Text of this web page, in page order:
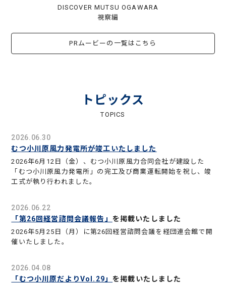
DISCOVER MUTSU OGAWARA
視察編
PRムービーの一覧はこちら
トピックス
TOPICS
2026.06.30
むつ小川原風力発電所が竣工いたしました
2026年6月12日（金）、むつ小川原風力合同会社が建設した
「むつ小川原風力発電所」の完工及び商業運転開始を祝し、竣
工式が執り行われました。
2026.06.22
「第26回経営諮問会議報告」 を掲載いたしました
2026年5月25日（月）に第26回経営諮問会議を経団連会館で開
催いたしました。
2026.04.08
「むつ小川原だよりVol.29」を掲載いたしました